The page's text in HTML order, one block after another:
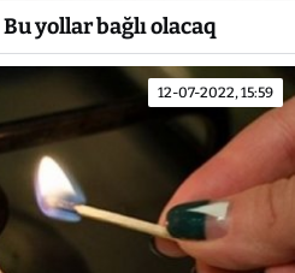
yollar bağlı olacaq
12-07-2022, 15:59